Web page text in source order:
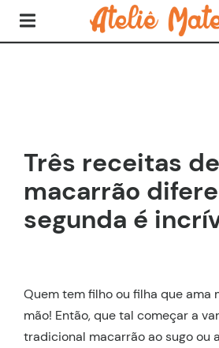
Três receitas de
macarrão
segunda é
Quem tem filho ou filha que ama
mão! Então, que tal começar a
tradicional macarrão ao sugo ou